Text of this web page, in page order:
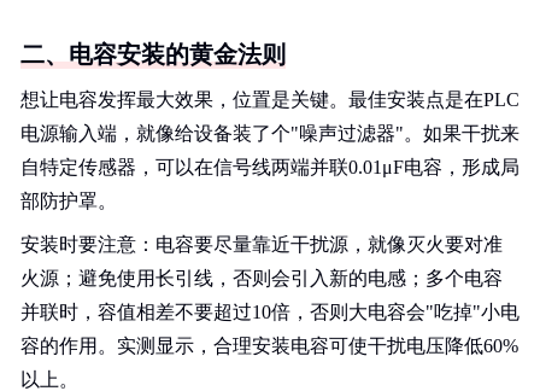
二、电容安装的黄金法则
想让电容发挥最大效果，位置是关键。最佳安装点是在PLC
电源输入端，就像给设备装了个"噪声过滤器"。如果干扰来
自特定传感器，可以在信号线两端并联0.01μF电容，形成局
部防护罩。
安装时要注意：电容要尽量靠近干扰源，就像灭火要对准
火源；避免使用长引线，否则会引入新的电感；多个电容
并联时，容值相差不要超过10倍，否则大电容会"吃掉"小电
容的作用。实测显示，合理安装电容可使干扰电压降低60%
以上。